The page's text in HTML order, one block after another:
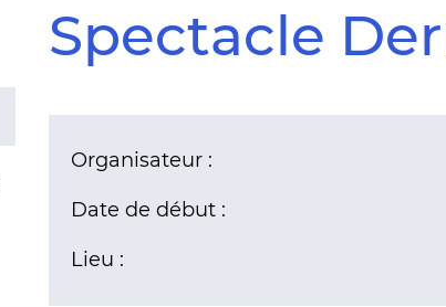
Spectacle
Organisateur :
Date de début :
Lieu :